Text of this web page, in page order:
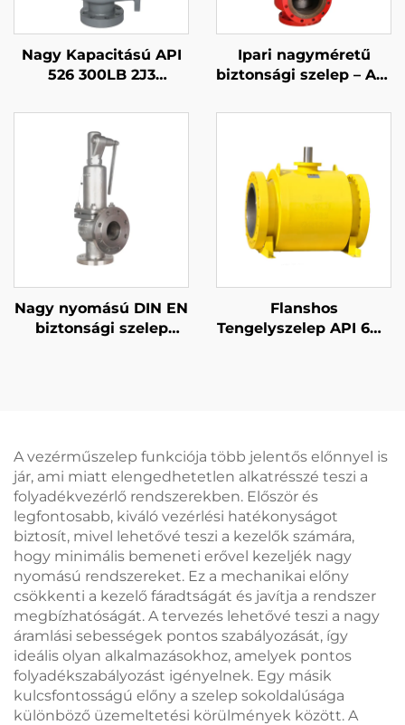
Nagy Kapacitású API
526 300LB 2J3
WCB/316-os Trim,
Állítható Kifúvási Idő,
Kompresszor
Állomásokhoz
Ipari nagyméretű
biztonsági szelep – API
és 316 trim –
túlnyomásvédelem
vegyi üzemek
számára
Nagy nyomású DIN EN
biztonsági szelep
olajfinomító
alkalmazásokhoz
Flanshos
Tengelyszelep API 6D |
A vezérműszelep funkciója több jelentős előnnyel is
jár, ami miatt elengedhetetlen alkatrésszé teszi a
folyadékvezérlő rendszerekben. Először és
legfontosabb, kiváló vezérlési hatékonyságot
biztosít, mivel lehetővé teszi a kezelők számára,
hogy minimális bemeneti erővel kezeljék nagy
nyomású rendszereket. Ez a mechanikai előny
csökkenti a kezelő fáradtságát és javítja a rendszer
megbízhatóságát. A tervezés lehetővé teszi a nagy
áramlási sebességek pontos szabályozását, így
ideális olyan alkalmazásokhoz, amelyek pontos
folyadékszabályozást igényelnek. Egy másik
kulcsfontosságú előny a szelep sokoldalúsága
különböző üzemeltetési körülmények között. A